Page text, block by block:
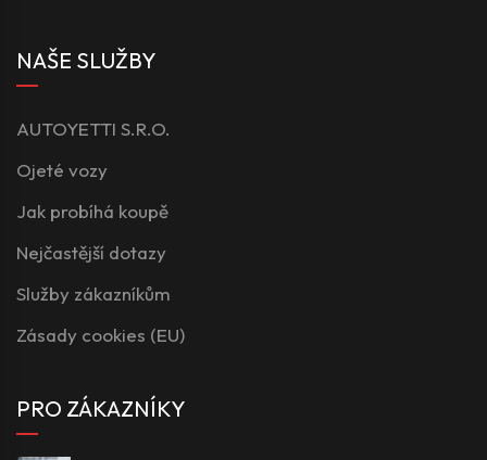
NAŠE SLUŽBY
AUTOYETTI S.R.O.
Ojeté vozy
Jak probíhá koupě
Nejčastější dotazy
Služby zákazníkům
Zásady cookies (EU)
PRO ZÁKAZNÍKY